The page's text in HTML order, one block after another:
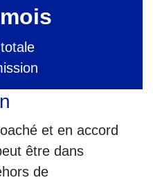
et en accord
être dans
de